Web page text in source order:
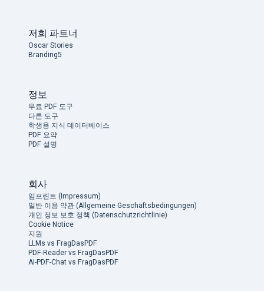
저희 파트너
Oscar Stories
Branding5
정보
무료 PDF 도구
다른 도구
학생용 지식 데이터베이스
PDF 요약
PDF 설명
회사
임프린트 (Impressum)
일반 이용 약관 (Allgemeine Geschäftsbedingungen)
개인 정보 보호 정책 (Datenschutzrichtlinie)
Cookie Notice
지원
LLMs vs FragDasPDF
PDF-Reader vs FragDasPDF
AI-PDF-Chat vs FragDasPDF